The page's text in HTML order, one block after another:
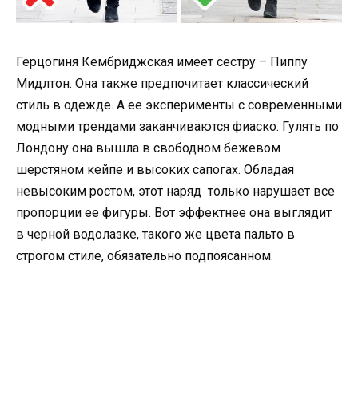
Герцогиня Кембриджская имеет сестру – Пиппу
Мидлтон. Она также предпочитает классический
стиль в одежде. А ее эксперименты с современными
модными трендами заканчиваются фиаско. Гулять по
Лондону она вышла в свободном бежевом
шерстяном кейпе и высоких сапогах. Обладая
невысоким ростом, этот наряд только нарушает все
пропорции ее фигуры. Вот эффектнее она выглядит
в черной водолазке, такого же цвета пальто в
строгом стиле, обязательно подпоясанном.